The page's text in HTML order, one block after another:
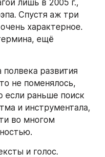
лишь в 2005 г.,
Спустя аж три
характерное.
ещё
полвека развития
не поменялось,
если раньше поиск
и инструментала,
во многом
и голос.